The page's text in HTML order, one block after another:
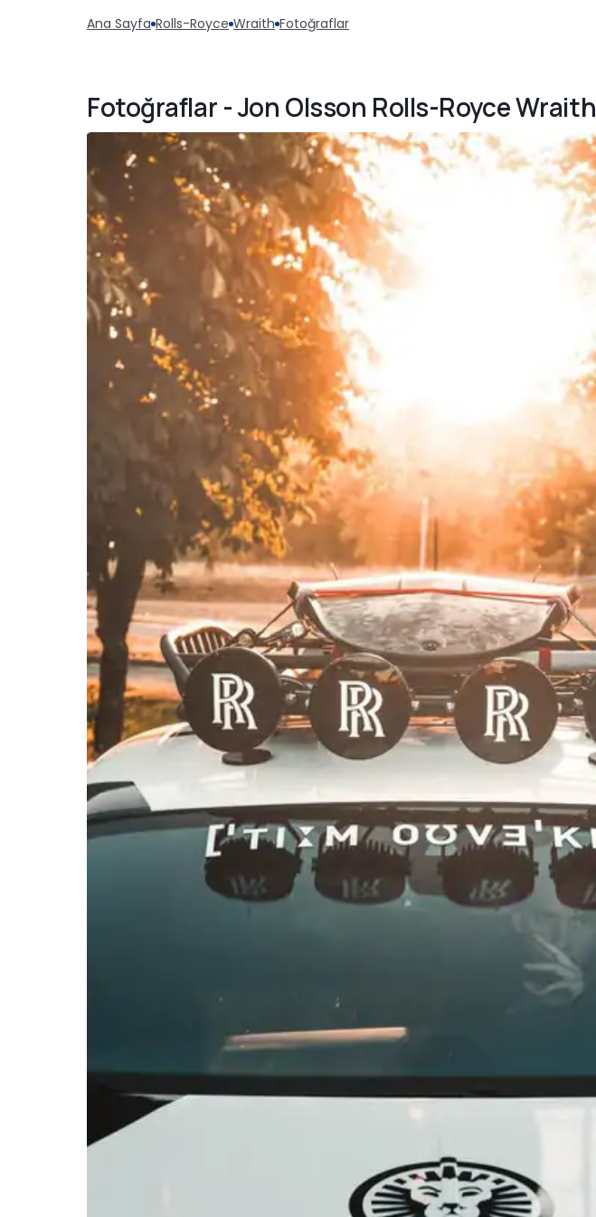
Ana Sayfa Rolls-Royce Wraith Fotoğraflar
Fotoğraflar - Jon Olsson Rolls-Royce Wraith